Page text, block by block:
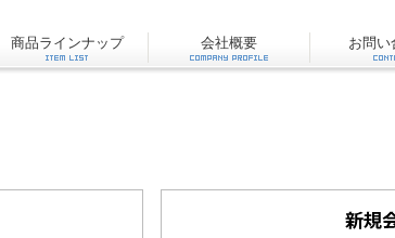
商品ラインナップ 会社概要 お問い